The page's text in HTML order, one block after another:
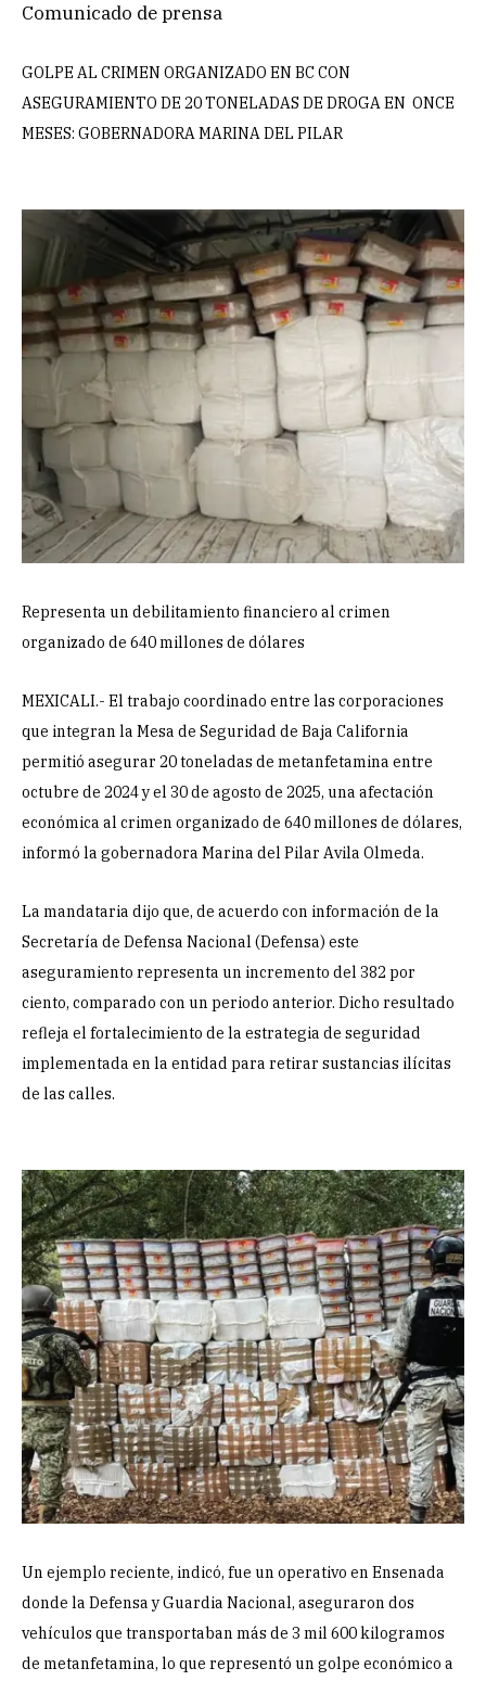
Comunicado de prensa
GOLPE AL CRIMEN ORGANIZADO EN BC CON
ASEGURAMIENTO DE 20 TONELADAS DE DROGA EN ONCE
MESES: GOBERNADORA MARINA DEL PILAR
Representa un debilitamiento financiero al crimen
organizado de 640 millones de dólares
MEXICALI.- El trabajo coordinado entre las corporaciones
que integran la Mesa de Seguridad de Baja California
permitió asegurar 20 toneladas de metanfetamina entre
octubre de 2024 y el 30 de agosto de 2025, una afectación
económica al crimen organizado de 640 millones de dólares,
informó la gobernadora Marina del Pilar Avila Olmeda.
La mandataria dijo que, de acuerdo con información de la
Secretaría de Defensa Nacional (Defensa) este
aseguramiento representa un incremento del 382 por
ciento, comparado con un periodo anterior. Dicho resultado
refleja el fortalecimiento de la estrategia de seguridad
implementada en la entidad para retirar sustancias ilícitas
de las calles.
Un ejemplo reciente, indicó, fue un operativo en Ensenada
donde la Defensa y Guardia Nacional, aseguraron dos
vehículos que transportaban más de 3 mil 600 kilogramos
de metanfetamina, lo que representó un golpe económico a